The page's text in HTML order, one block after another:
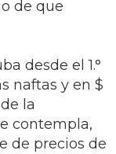
de que
desde el 1.°
naftas y en $
la
contempla,
de precios de